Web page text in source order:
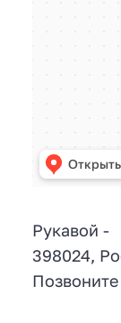
Рукавой -
398024,